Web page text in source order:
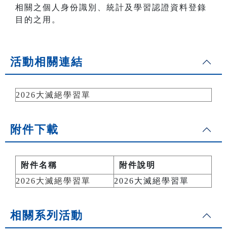
相關之個人身份識別、統計及學習認證資料登錄
目的之用。
活動相關連結
2026大滅絕學習單
附件下載
附件名稱
附件說明
2026大滅絕學習單
2026大滅絕學習單
相關系列活動